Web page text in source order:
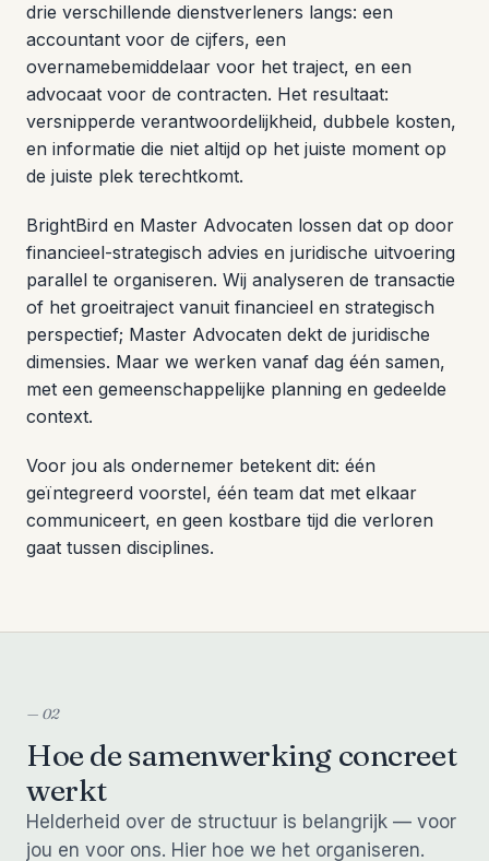
drie verschillende dienstverleners langs: een
accountant voor de cijfers, een
overnamebemiddelaar voor het traject, en een
advocaat voor de contracten. Het resultaat:
versnipperde verantwoordelijkheid, dubbele kosten,
en informatie die niet altijd op het juiste moment op
de juiste plek terechtkomt.
BrightBird en Master Advocaten lossen dat op door
financieel-strategisch advies en juridische uitvoering
parallel te organiseren. Wij analyseren de transactie
of het groeitraject vanuit financieel en strategisch
perspectief; Master Advocaten dekt de juridische
dimensies. Maar we werken vanaf dag één samen,
met een gemeenschappelijke planning en gedeelde
context.
Voor jou als ondernemer betekent dit: één
geïntegreerd voorstel, één team dat met elkaar
communiceert, en geen kostbare tijd die verloren
gaat tussen disciplines.
— 02
Hoe de samenwerking concreet
werkt
Helderheid over de structuur is belangrijk — voor
jou en voor ons. Hier hoe we het organiseren.